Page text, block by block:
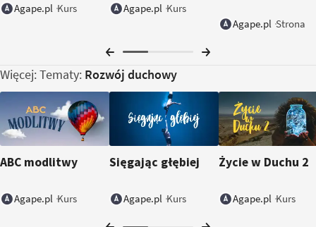
Agape.pl Kurs Agape.pl Kurs
Agape.pl Strona
Więcej: Tematy: Rozwój duchowy
ABC modlitwy
Agape.pl Kurs
Sięgając głębiej
Agape.pl Kurs
Życie w Duchu 2
Agape.pl Kurs